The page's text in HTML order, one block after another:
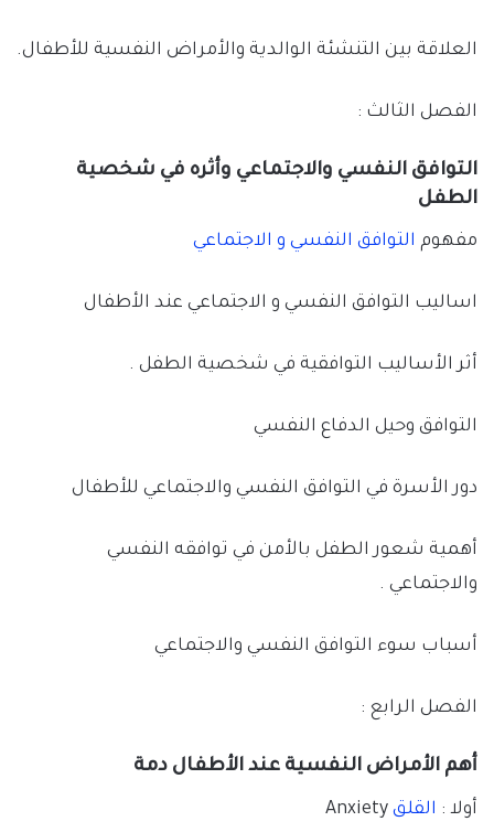
العلاقة بين التنشئة الوالدية والأمراض النفسية للأطفال.
الفصل الثالث :
التوافق النفسي والاجتماعي وأثره في شخصية
الطفل
مفهوم التوافق النفسي و الاجتماعي
اساليب التوافق النفسي و الاجتماعي عند الأطفال
أثر الأساليب التوافقية في شخصية الطفل .
التوافق وحيل الدفاع النفسي
دور الأسرة في التوافق النفسي والاجتماعي للأطفال
أهمية شعور الطفل بالأمن في توافقه النفسي
والاجتماعي .
أسباب سوء التوافق النفسي والاجتماعي
الفصل الرابع :
أهم الأمراض النفسية عند الأطفال دمة
أولا : القلق